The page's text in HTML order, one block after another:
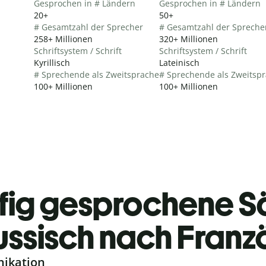
Gesprochen in # Ländern
20+
# Gesamtzahl der Sprecher
258+ Millionen
Schriftsystem / Schrift
Kyrillisch
# Sprechende als Zweitsprache
100+ Millionen
Gesprochen in # Ländern
50+
# Gesamtzahl der
320+ Millionen
Schriftsystem / Schrift
Lateinisch
# Sprechende als
100+ Millionen
gesprochene
nach